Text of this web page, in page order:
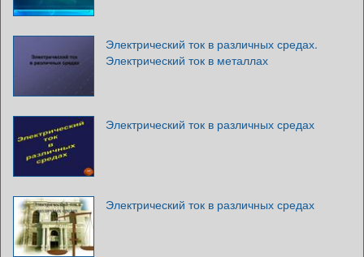
Электрический ток в различных средах.
Электрический ток в металлах
Электрический ток в различных средах
Электрический ток в различных средах